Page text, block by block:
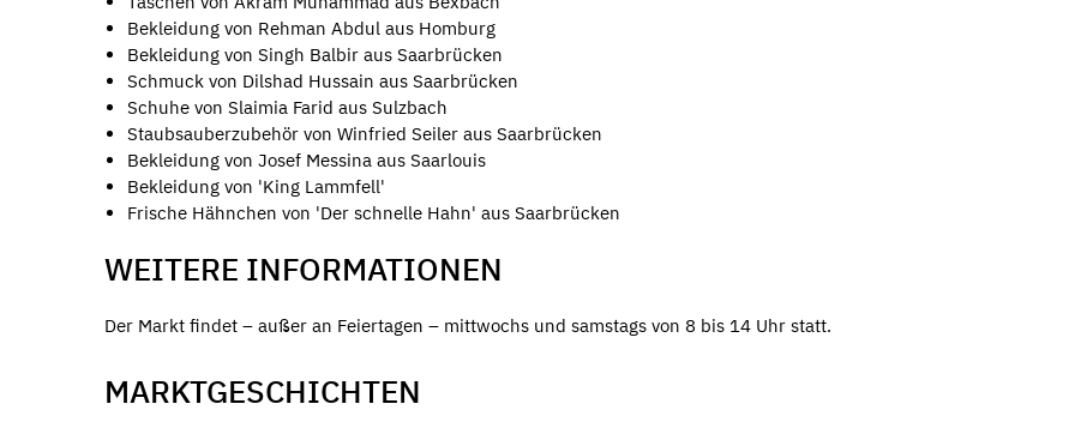
Bekleidung von Rehman Abdul aus Homburg
Bekleidung von Singh Balbir aus Saarbrücken
Schmuck von Dilshad Hussain aus Saarbrücken
Schuhe von Slaimia Farid aus Sulzbach
Staubsauberzubehör von Winfried Seiler aus Saarbrücken
Bekleidung von Josef Messina aus Saarlouis
Bekleidung von 'King Lammfell'
Frische Hähnchen von 'Der schnelle Hahn' aus Saarbrücken
WEITERE INFORMATIONEN
Der Markt findet – außer an Feiertagen – mittwochs und samstags von 8 bis 14 Uhr statt.
MARKTGESCHICHTEN